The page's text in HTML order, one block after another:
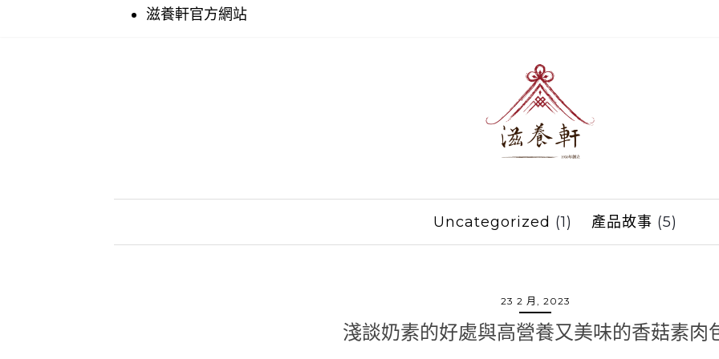
滋養軒官方網站
Uncategorized (1) 產品故事 (5)
23 2 月, 2023
淺談奶素的好處與高營養又美味的香菇素肉